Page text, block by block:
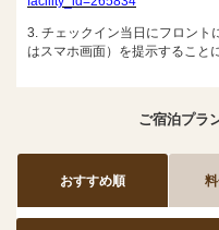
3. チェックイン当日にフロント
はスマホ画面）を提示すること
ご宿泊プラ
おすすめ順